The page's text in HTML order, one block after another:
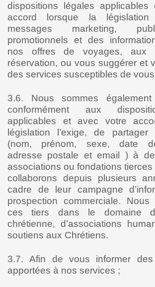
dispositions légales
accord lorsque la législation
messages marketing,
promotionnels et des
nos offres de voyages, aux
réservation, ou vous suggérer et
des services susceptibles de
3.6. Nous sommes également
conformément aux
applicables et avec votre
législation l’exige, de
(nom, prénom, sexe, date
adresse postale et email ) à
associations ou fondations
collaborons depuis plusieurs
cadre de leur campagne
prospection commerciale. Nous
ces tiers dans le domaine
chrétienne, d’associations
soutiens aux Chrétiens.
3.7. Afin de vous informer des
apportées à nos services ;